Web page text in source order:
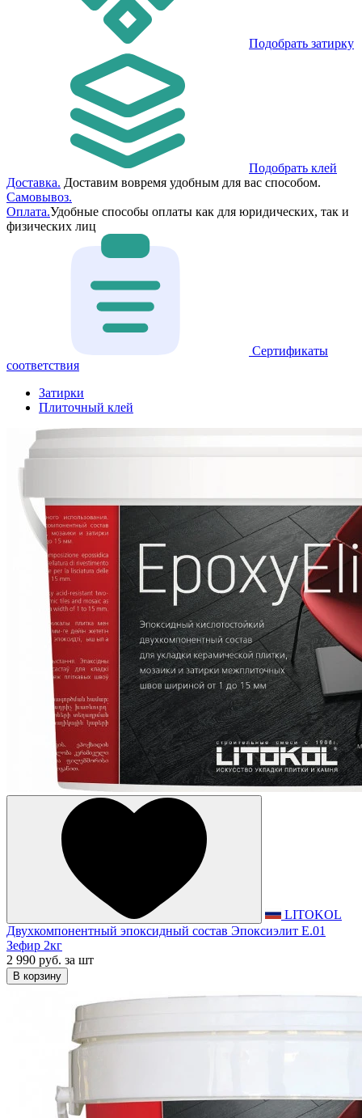
Подобрать затирку
Подобрать клей
Доставка. Доставим вовремя удобным для вас способом.
Самовывоз.
Оплата.Удобные способы оплаты как для юридических, так и
физических лиц
Сертификаты
соответствия
Затирки
Плиточный клей
LITOKOL
Двухкомпонентный эпоксидный состав Эпоксиэлит E.01
Зефир 2кг
2 990 руб. за шт
В корзину